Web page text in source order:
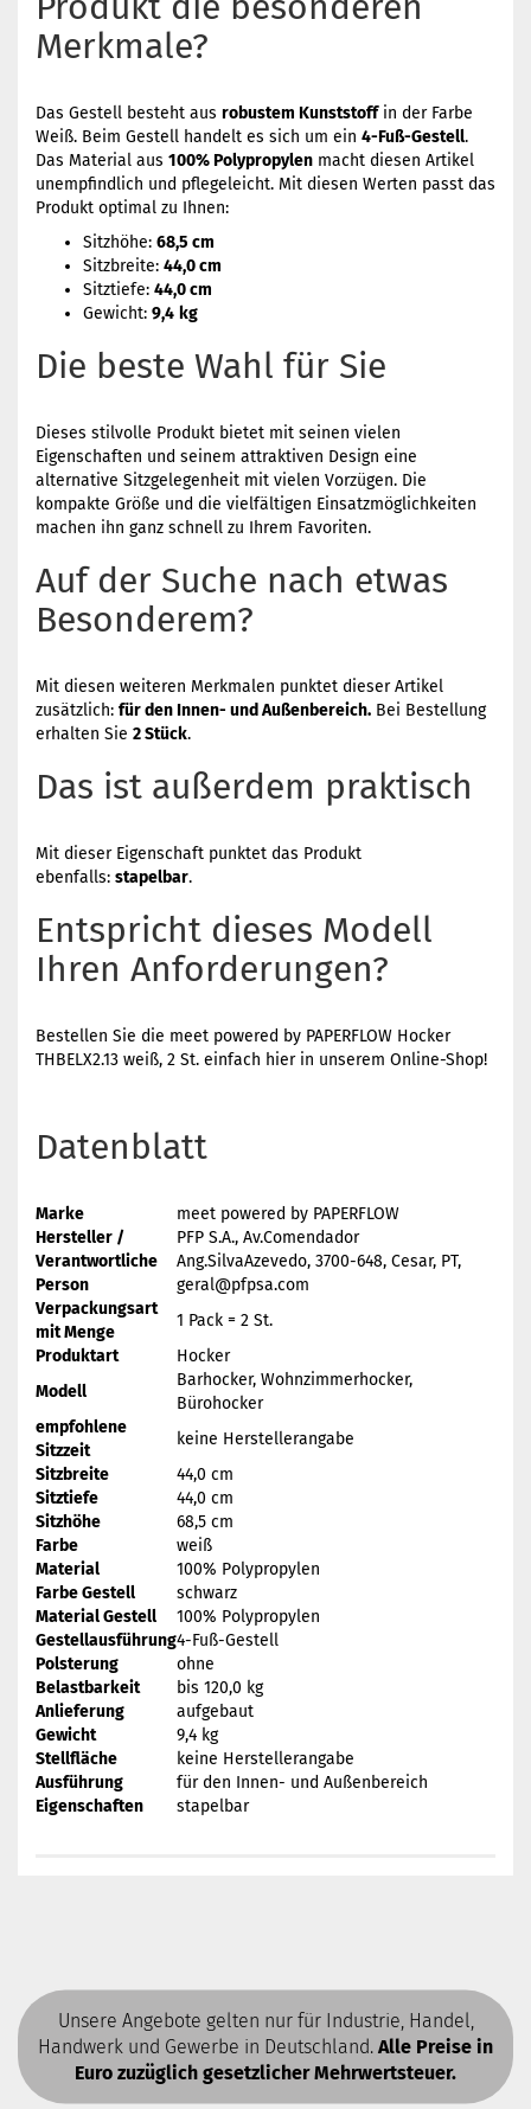
Merkmale?
Das Gestell besteht aus robustem Kunststoffin der Farbe
Weiß. Beim Gestell handelt es sich um ein 4-Fuß-Gestell.
Das Material aus 100% Polypropylen macht diesen Artikel
unempfindlich und pflegeleicht. Mit diesen Werten passt das
Produkt optimal zu Ihnen:
Sitzhöhe: 68,5 cm
Sitzbreite: 44,0 cm
Sitztiefe: 44,0 cm
Gewicht: 9,4 kg
Die beste Wahl für Sie
Dieses stilvolle Produkt bietet mit seinen vielen
Eigenschaften und seinem attraktiven Design eine
alternative Sitzgelegenheit mit vielen Vorzügen. Die
kompakte Größe und die vielfältigen Einsatzmöglichkeiten
machen ihn ganz schnell zu Ihrem Favoriten.
Auf der Suche nach etwas
Besonderem?
Mit diesen weiteren Merkmalen punktet dieser Artikel
zusätzlich: für den Innen- und Außenbereich. Bei Bestellung
erhalten Sie 2 Stück.
Das ist außerdem praktisch
Mit dieser Eigenschaft punktet das Produkt
ebenfalls: stapelbar.
Entspricht dieses Modell
Ihren Anforderungen?
Bestellen Sie die meet powered by PAPERFLOW Hocker
THBELX2.13 weiß, 2 St. einfach hier in unserem Online-Shop!
Datenblatt
Marke
meet powered by PAPERFLOW
Hersteller /
Verantwortliche
Person
PFP S.A., Av.Comendador
Ang.SilvaAzevedo, 3700-648, Cesar, PT,
geral@pfpsa.com
Verpackungsart
mit Menge
1 Pack = 2 St.
Produktart
Hocker
Modell
Barhocker, Wohnzimmerhocker,
Bürohocker
empfohlene
Sitzzeit
keine Herstellerangabe
Sitzbreite
44,0 cm
Sitztiefe
44,0 cm
Sitzhöhe
68,5 cm
Farbe
weiß
Material
100% Polypropylen
Farbe Gestell
schwarz
Material Gestell
100% Polypropylen
Gestellausführung4-Fuß-Gestell
Polsterung
ohne
Belastbarkeit
bis 120,0 kg
Anlieferung
aufgebaut
Gewicht
9,4 kg
Stellfläche
keine Herstellerangabe
Ausführung
für den Innen- und Außenbereich
Eigenschaften
stapelbar
Unsere Angebote gelten nur für Industrie, Handel,
Handwerk und Gewerbe in Deutschland. Alle Preise in
Euro zuzüglich gesetzlicher Mehrwertsteuer.